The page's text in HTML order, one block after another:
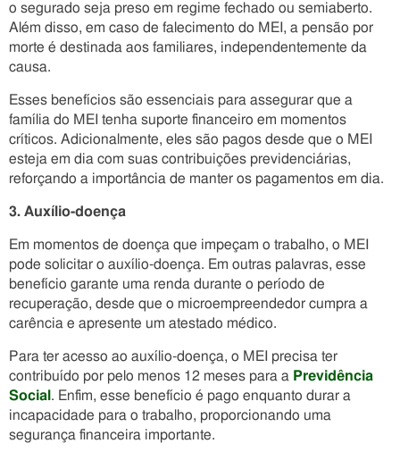
o segurado seja preso em regime fechado ou semiaberto.
Além disso, em caso de falecimento do MEI, a pensão por
morte é destinada aos familiares, independentemente da
causa.
Esses benefícios são essenciais para assegurar que a
família do MEI tenha suporte financeiro em momentos
críticos. Adicionalmente, eles são pagos desde que o MEI
esteja em dia com suas contribuições previdenciárias,
reforçando a importância de manter os pagamentos em dia.
3. Auxílio-doença
Em momentos de doença que impeçam o trabalho, o MEI
pode solicitar o auxílio-doença. Em outras palavras, esse
benefício garante uma renda durante o período de
recuperação, desde que o microempreendedor cumpra a
carência e apresente um atestado médico.
Para ter acesso ao auxílio-doença, o MEI precisa ter
contribuído por pelo menos 12 meses para a Previdência
Social . Enfim, esse benefício é pago enquanto durar a
incapacidade para o trabalho, proporcionando uma
segurança financeira importante.